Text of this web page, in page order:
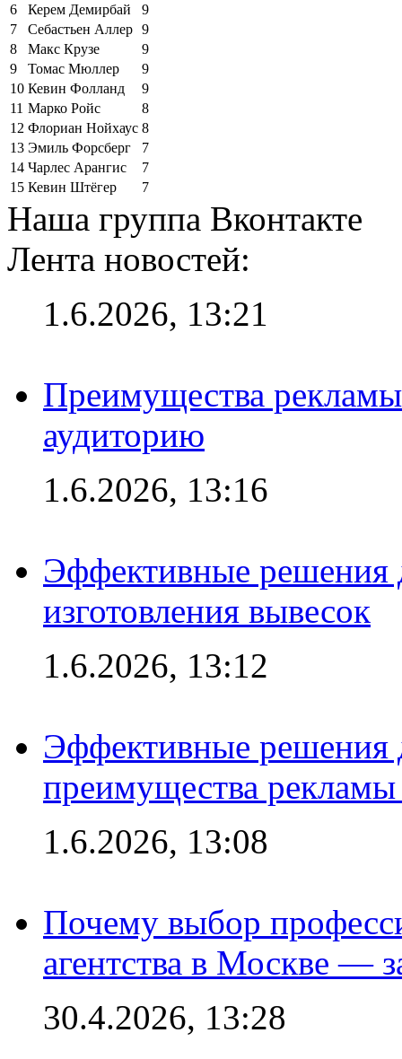
6
Керем Демирбай
9
7
Себастьен Аллер 9
8
Макс Крузе
9
9
Томас Мюллер
9
10 Кевин Фолланд
9
11 Марко Ройс
8
12 Флориан Нойхаус 8
13 Эмиль Форсберг
7
14 Чарлес Арангис
7
15 Кевин Штёгер 7
Наша группа Вконтакте
Лента новостей:
1.6.2026, 13:21
Преимущества
аудиторию
1.6.2026, 13:16
Эффективные решения
изготовления вывесок
1.6.2026, 13:12
Эффективные решения
преимущества рекламы
1.6.2026, 13:08
Почему выбор
агентства в Москве —
30.4.2026, 13:28